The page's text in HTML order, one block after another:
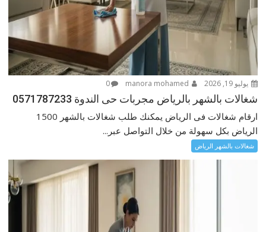
يوليو 19, 2026 0
شغالات بالشهر بالرياض مجربات حى الندوة 0571787233
ارقام شغالات فى الرياض يمكنك طلب شغالات بالشهر 1500
الرياض بكل سهولة من خلال التواصل عبر...
شغالات بالشهر الرياض